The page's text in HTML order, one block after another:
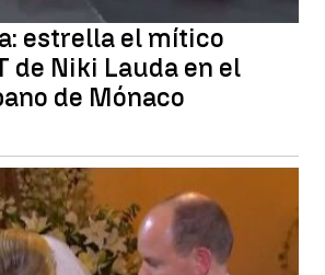
estrella el mítico
de Niki Lauda en el
de Mónaco